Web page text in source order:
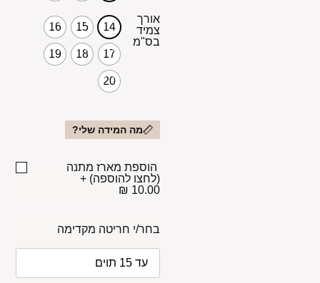
אורך
צמיד
בס"מ
14
15
16
17
18
19
20
מה המידה שלי?
הוספת מארז מתנה
(לחצו להוספה) +
10.00 ₪
בחר/י חריטה מקדימה